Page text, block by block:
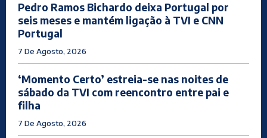
Pedro Ramos Bichardo deixa Portugal por
seis meses e mantém ligação à TVI e CNN
Portugal
7 De Agosto, 2026
‘Momento Certo’ estreia-se nas noites de
sábado da TVI com reencontro entre pai e
filha
7 De Agosto, 2026